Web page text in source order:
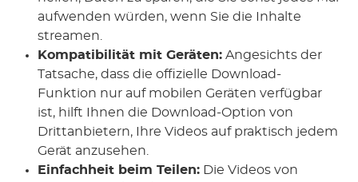
aufwenden würden, wenn Sie die Inhalte
streamen.
Kompatibilität mit Geräten: Angesichts der
Tatsache, dass die offizielle Download-
Funktion nur auf mobilen Geräten verfügbar
ist, hilft Ihnen die Download-Option von
Drittanbietern, Ihre Videos auf praktisch jedem
Gerät anzusehen.
Einfachheit beim Teilen: Die Videos von